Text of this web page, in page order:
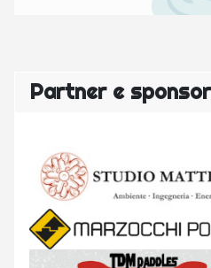
Partner e sponsor